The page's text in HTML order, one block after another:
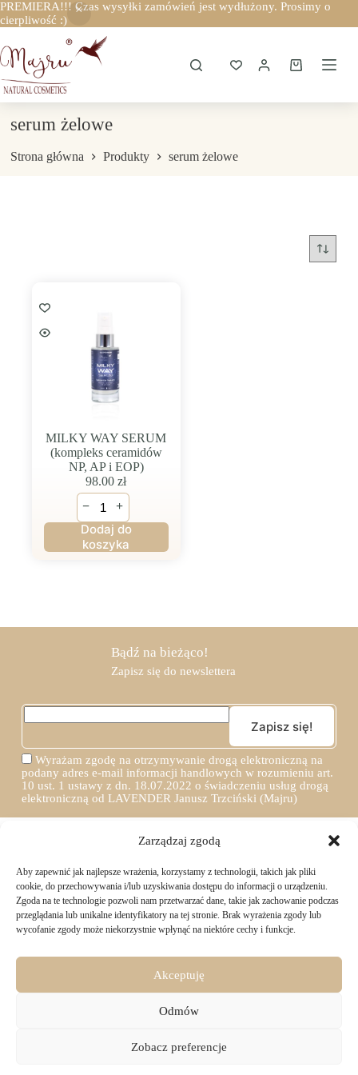
Zarządzaj zgodą
Aby zapewnić jak najlepsze wrażenia, korzystamy z technologii, takich jak pliki
cookie, do przechowywania i/lub uzyskiwania dostępu do informacji o urządzeniu.
Zgoda na te technologie pozwoli nam przetwarzać dane, takie jak zachowanie podczas
przeglądania lub unikalne identyfikatory na tej stronie. Brak wyrażenia zgody lub
wycofanie zgody może niekorzystnie wpłynąć na niektóre cechy i funkcje.
Akceptuję
Odmów
Zobacz preferencje
PREMIERA!!! Czas wysyłki zamówień jest wydłużony. Prosimy o
cierpliwość :)
do
treści
Koszyk
serum żelowe
Strona główna Produkty serum żelowe
MILKY WAY SERUM
(kompleks ceramidów
NP, AP i EOP)
98.00zł
ilość
MILKY
WAY
SERUM
(kompleks
− +
Dodaj do
koszyka
Bądź na bieżąco!
Zapisz się do newslettera
Wyrażam zgodę na otrzymywanie drogą elektroniczną na
podany adres e-mail informacji handlowych w rozumieniu art.
10 ust. 1 ustawy z dn. 18.07.2022 o świadczeniu usług drogą
elektroniczną od LAVENDER Janusz Trzciński (Majru)
TWOJE ZAKUPY
Logowanie i rejestracja
Jak złożyć zamówienie
Formy płatności
14 dni na zwrot zakupów
INFORMACJE PRAWNE
Regulamin sklepu
Materiały do pobrania
KONTAKT
biuro@majru.comCopyright © 2026 - Majru